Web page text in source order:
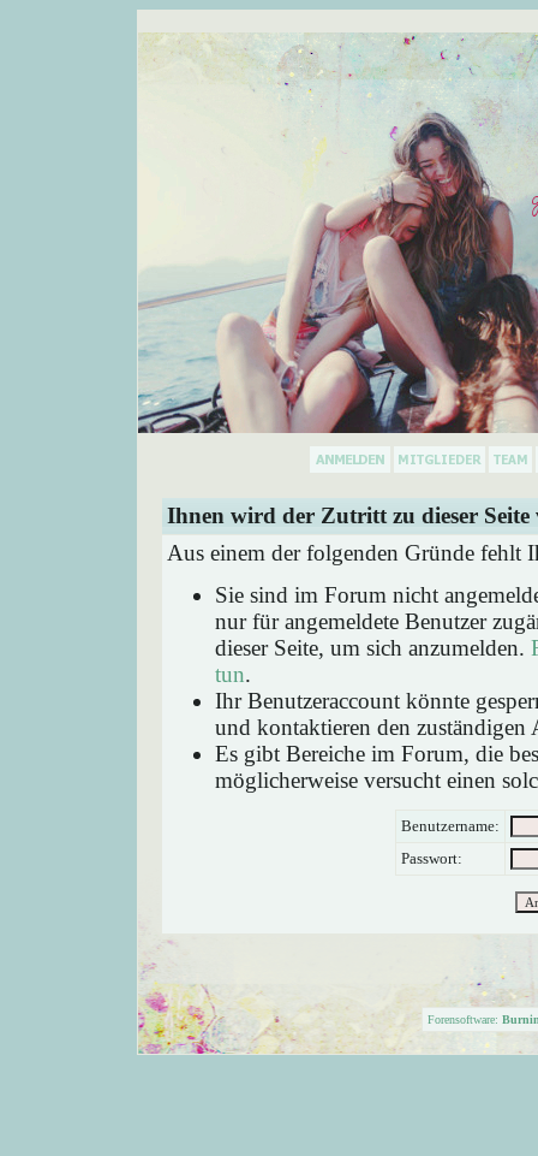
Ihnen wird der Zutritt zu dieser Seite
Aus einem der folgenden Gründe fehlt
Sie sind im Forum nicht
nur für angemeldete Benutzer
dieser Seite, um sich anzumelden.
tun.
Ihr Benutzeraccount könnte
und kontaktieren den zuständigen
Es gibt Bereiche im Forum, die
möglicherweise versucht einen
Benutzername:
Passwort:
Forensoftware: